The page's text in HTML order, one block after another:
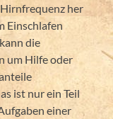
her
Einschlafen
die
um Hilfe oder
ist nur ein Teil
einer